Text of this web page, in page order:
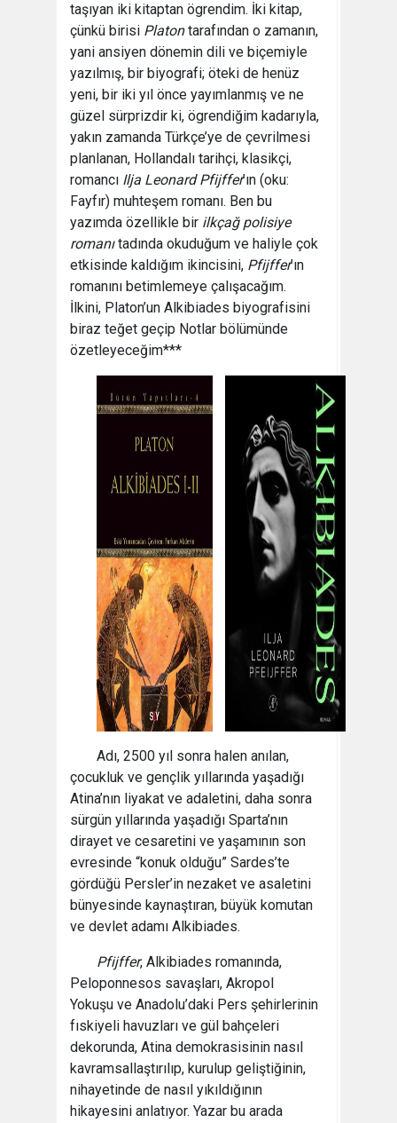
taşıyan iki kitaptan ögrendim. İki kitap,
çünkü birisi Platontarafından o zamanın,
yani ansiyen dönemin dili ve biçemiyle
yazılmış, bir biyografi; öteki de henüz
yeni, bir iki yıl önce yayımlanmış ve ne
güzel sürprizdir ki, ögrendiğim kadarıyla,
yakın zamanda Türkçe’ye de çevrilmesi
planlanan, Hollandalı tarihçi, klasikçi,
romancı Ilja Leonard Pfijffer’ın (oku:
Fayfır) muhteşem romanı. Ben bu
yazımda özellikle bir ilkçağ polisiye
romanıtadında okuduğum ve haliyle çok
etkisinde kaldığım ikincisini, Pfijffer’ın
romanını betimlemeye çalışacağım.
İlkini, Platon’un Alkibiades biyografisini
biraz teğet geçip Notlar bölümünde
özetleyeceğim***
Adı, 2500 yıl sonra halen anılan,
çocukluk ve gençlik yıllarında yaşadığı
Atina’nın liyakat ve adaletini, daha sonra
sürgün yıllarında yaşadığı Sparta’nın
dirayet ve cesaretini ve yaşamının son
evresinde “konuk olduğu” Sardes’te
gördüğü Persler’in nezaket ve asaletini
bünyesinde kaynaştıran, büyük komutan
ve devlet adamı Alkibiades.
Pfijffer, Alkibiades romanında,
Peloponnesos savaşları, Akropol
Yokuşu ve Anadolu’daki Pers şehirlerinin
fıskiyeli havuzları ve gül bahçeleri
dekorunda, Atina demokrasisinin nasıl
kavramsallaştırılıp, kurulup geliştiğinin,
nihayetinde de nasıl yıkıldığının
hikayesini anlatıyor. Yazar bu arada